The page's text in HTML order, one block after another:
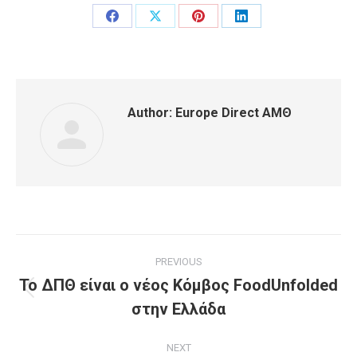
Share
Share
Share
Share
Author: Europe Direct ΑΜΘ
navigation
PREVIOUS
Previous
post:
To ΔΠΘ είναι ο νέος Κόμβος FoodUnfolded
στην Ελλάδα
NEXT